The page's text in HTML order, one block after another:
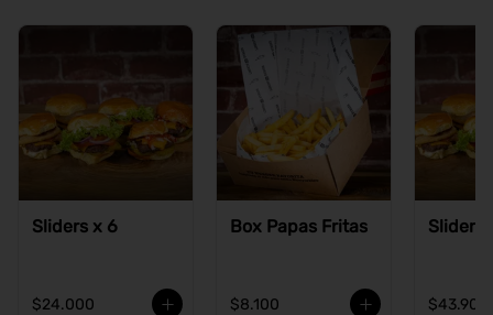
Sliders x 6
$24.000
Box Papas Fritas
$8.100
Sliders
$43.900